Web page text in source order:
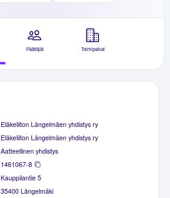
Päättäjät Toimipaikat
Eläkeliiton Längelmäen yhdistys ry
Eläkeliiton Längelmäen yhdistys ry
Aatteellinen yhdistys
1461067-8
Kauppilantie 5
35400 Längelmäki